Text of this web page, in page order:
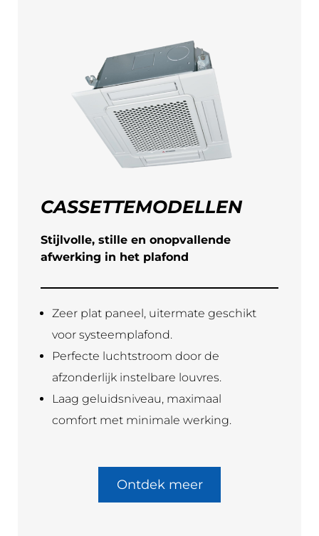
CASSETTEMODELLEN
Stijlvolle, stille en onopvallende
afwerking in het plafond
Zeer plat paneel, uitermate geschikt
voor systeemplafond.
Perfecte luchtstroom door de
afzonderlijk instelbare louvres.
Laag geluidsniveau, maximaal
comfort met minimale werking.
Ontdek meer